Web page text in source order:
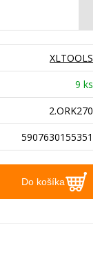
XLTOOLS
9 ks
2.ORK270
5907630155351
Do košíka